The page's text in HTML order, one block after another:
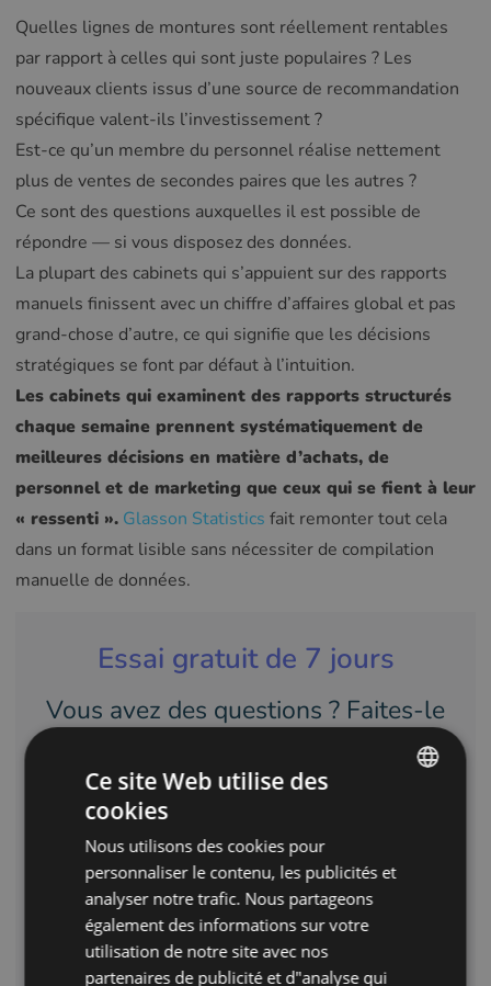
Quelles lignes de montures sont réellement rentables
par rapport à celles qui sont juste populaires ? Les
nouveaux clients issus d’une source de recommandation
spécifique valent-ils l’investissement ?
Est-ce qu’un membre du personnel réalise nettement
plus de ventes de secondes paires que les autres ?
Ce sont des questions auxquelles il est possible de
répondre — si vous disposez des données.
La plupart des cabinets qui s’appuient sur des rapports
manuels finissent avec un chiffre d’affaires global et pas
grand-chose d’autre, ce qui signifie que les décisions
stratégiques se font par défaut à l’intuition.
Les cabinets qui examinent des rapports structurés
chaque semaine prennent systématiquement de
meilleures décisions en matière d’achats, de
personnel et de marketing que ceux qui se fient à leur
« ressenti ». Glasson Statistics fait remonter tout cela
dans un format lisible sans nécessiter de compilation
manuelle de données.
Essai gratuit de 7 jours
Vous avez des questions ? Faites-le
Contactez-nous ci-dessous.
COMENZAR GRATIS
CONTACTEZ-NOUS
GERMAN
Ce site Web utilise des
cookies
Nous utilisons des cookies pour
personnaliser le contenu, les publicités et
analyser notre trafic. Nous partageons
également des informations sur votre
utilisation de notre site avec nos
partenaires de publicité et d"analyse qui